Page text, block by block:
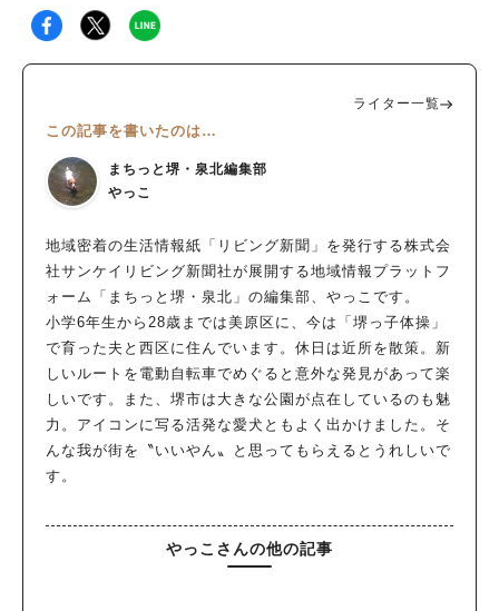
ライター一覧
この記事を書いたのは…
まちっと堺・泉北編集部
やっこ
地域密着の生活情報紙「リビング新聞」を発行する株式会
社サンケイリビング新聞社が展開する地域情報プラットフ
ォーム「まちっと堺・泉北」の編集部、やっこです。
小学6年生から28歳までは美原区に、今は「堺っ子体操」
で育った夫と西区に住んでいます。休日は近所を散策。新
しいルートを電動自転車でめぐると意外な発見があって楽
しいです。また、堺市は大きな公園が点在しているのも魅
力。アイコンに写る活発な愛犬ともよく出かけました。そ
んな我が街を〝いいやん〟と思ってもらえるとうれしいで
す。
やっこさんの他の記事
#泉ヶ丘駅
#カフェ